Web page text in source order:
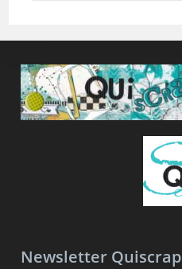
Newsletter Quiscrap